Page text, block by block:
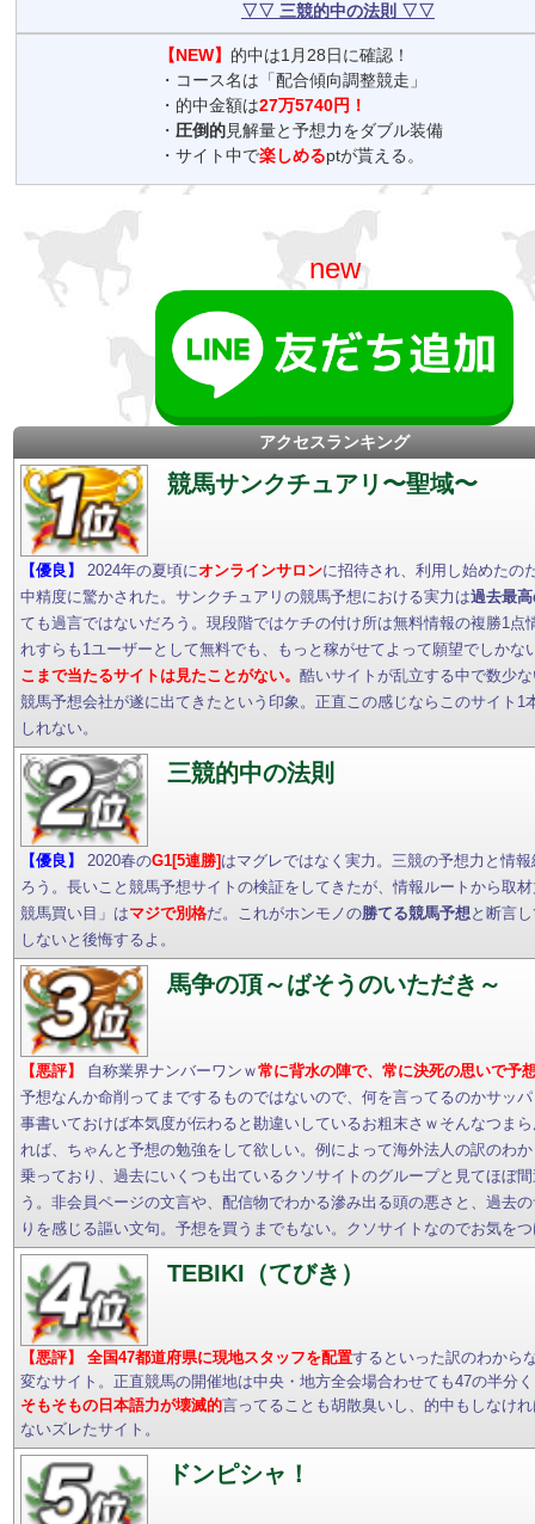
▽▽ 三競的中の法則 ▽▽
【NEW】 的中は1月28日に確認！
・コース名は「配合傾向調整競走」
・的中金額は27万5740円！
・ 圧倒的見解量と予想力をダブル装備
・サイト中で楽しめるptが貰える。
new
アクセスランキング
競馬サンクチュアリ〜聖域〜
【優良】 2024年の夏頃にオンラインサロンに招待され、利用し始めたの
中精度に驚かされた。サンクチュアリの競馬予想における実力は過去最
ても過言ではないだろう。現段階ではケチの付け所は無料情報の複勝1点
れすらも1ユーザーとして無料でも、もっと稼がせてよって願望でしかな
こまで当たるサイトは見たことがない。酷いサイトが乱立する中で数少
競馬予想会社が遂に出てきたという印象。正直この感じならこのサイト1
しれない。
三競的中の法則
【優良】 2020春のG1[5連勝]はマグレではなく実力。三競の予想力と情報
ろう。長いこと競馬予想サイトの検証をしてきたが、情報ルートから取
競馬買い目」はマジで別格だ。これがホンモノの勝てる競馬予想 と断言
しないと後悔するよ。
馬争の頂～ばそうのいただき～
【悪評】 自称業界ナンバーワンｗ常に背水の陣で、常に決死の思いで予
予想なんか命削ってまでするものではないので、何を言ってるのかサッ
事書いておけば本気度が伝わると勘違いしているお粗末さｗそんなつま
れば、ちゃんと予想の勉強をして欲しい。例によって海外法人の訳のわ
乗っており、過去にいくつも出ているクソサイトのグループと見てほぼ
う。非会員ページの文言や、配信物でわかる滲み出る頭の悪さと、過去
りを感じる謳い文句。予想を買うまでもない。クソサイトなのでお気を
TEBIKI（てびき）
【悪評】 全国47都道府県に現地スタッフを配置するといった訳のわから
変なサイト。正直競馬の開催地は中央・地方全会場合わせても47の半分
そもそもの日本語力が壊滅的言ってることも胡散臭いし、的中もしなけ
ないズレたサイト。
ドンピシャ！